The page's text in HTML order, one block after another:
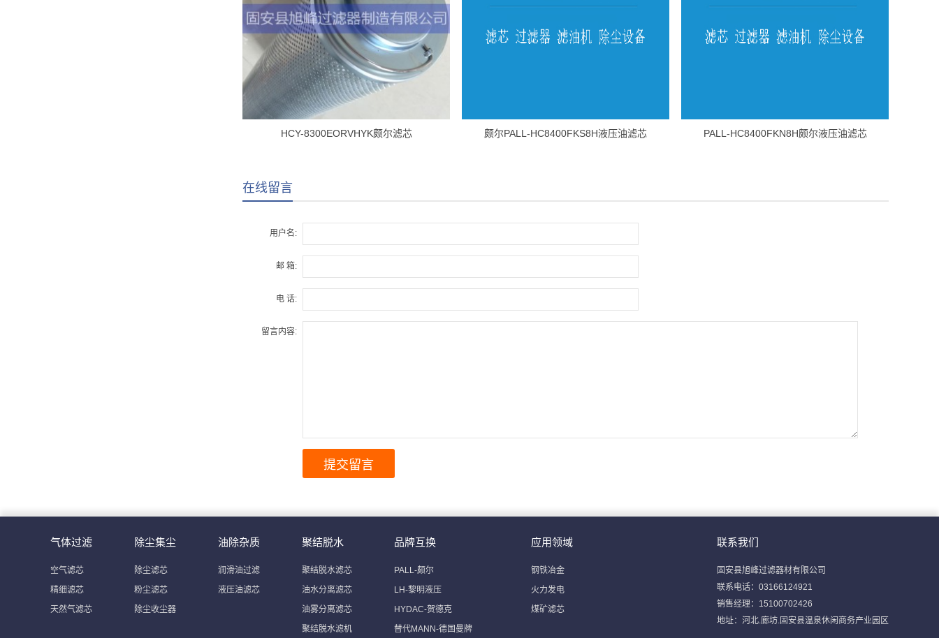
HCY-8300EORVHYK颇尔滤芯 颇尔PALL-HC8400FKS8H液压油滤芯 PALL-HC8400FKN8H颇尔液压油滤芯
在线留言
用户名:
邮 箱:
电 话:
留言内容:
气体过滤
空气滤芯
精细滤芯
天然气滤芯
除尘集尘
除尘滤芯
粉尘滤芯
除尘收尘器
油除杂质
润滑油过滤
液压油滤芯
聚结脱水
聚结脱水滤芯
油水分离滤芯
油雾分离滤芯
聚结脱水滤机
品牌互换
PALL-颇尔
LH-黎明液压
HYDAC-贺德克
替代MANN-德国曼牌
应用领域
钢铁冶金
火力发电
煤矿滤芯
联系我们
固安县旭峰过滤器材有限公司
联系电话：03166124921
销售经理：15100702426
地址：河北.廊坊.固安县温泉休闲商务产业园区